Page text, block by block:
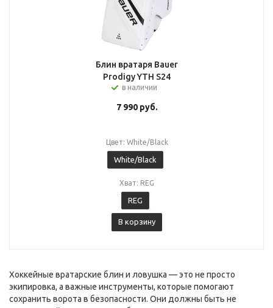
Блин вратаря Bauer
Prodigy YTH S24
в наличии
7 990руб.
Цвет: White/Black
White/Black
Хват: REG
REG
В корзину
Хоккейные вратарские блин и ловушка — это не просто
экипировка, а важные инструменты, которые помогают
сохранить ворота в безопасности. Они должны быть не